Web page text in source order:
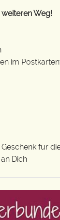
Weg!
im
für
Dich